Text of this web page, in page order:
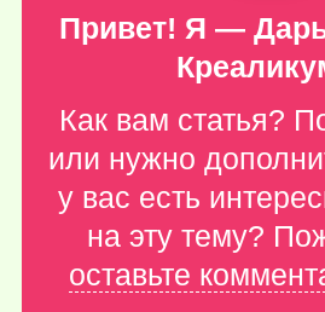
Привет! Я —
Как вам статья?
или нужно
у вас есть
на эту тему?
оставьте